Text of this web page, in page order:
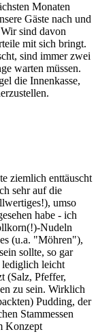
Monaten
Gäste nach und
sind davon
mit sich bringt.
sind immer zwei
warten müssen.
die Innenkasse,
ziemlich enttäuscht
sehr auf die
umso
habe - ich
Nudeln
(u.a. "Möhren"),
sollte, so gar
lediglich leicht
(Salz, Pfeffer,
zu sein. Wirklich
Pudding, der
Stammessen
Konzept